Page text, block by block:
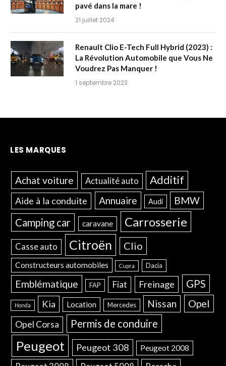
pavé dans la mare !
21 juillet 2024
Renault Clio E-Tech Full Hybrid (2023) :
La Révolution Automobile que Vous Ne
Voudrez Pas Manquer !
1 septembre 2023
LES MARQUES
Achat voiture Actualité auto Additif
Aide à la conduite Annuaire Audi BMW
Camping car caravane Carrosserie
Casse auto Citroën Clio
Constructeurs automobiles Cupra Dacia
Emblématique FAP Fiat Freinage GPS
Honda Kia Location Mercedes Nissan Opel
Opel Corsa Permis de conduire
Peugeot Peugeot 308 Peugeot 2008